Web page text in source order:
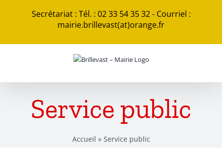
Secrétariat : Tél. : 02 33 54 35 32 - Courriel :
mairie.brillevast(at)orange.fr
Service public
Accueil » Service public